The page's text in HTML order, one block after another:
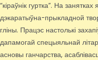
“кіраўнік гуртка”. На
дэкаратыўна-прыкладной
гліны. Працэс настолькі
дапамогай спецыяльнай
асновы ганчарства,